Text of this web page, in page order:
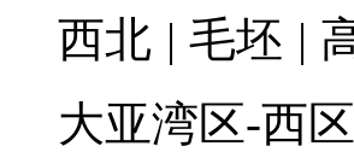
西北 | 毛坯 |
大亚湾区-西区